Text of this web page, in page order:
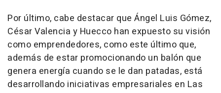
Por último, cabe destacar que Ángel Luis Gómez,
César Valencia y Huecco han expuesto su visión
como emprendedores, como este último que,
además de estar promocionando un balón que
genera energía cuando se le dan patadas, está
desarrollando iniciativas empresariales en Las